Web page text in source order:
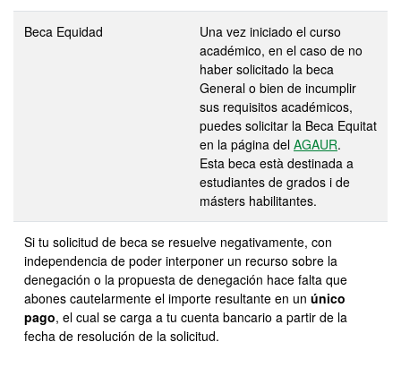
Beca Equidad
Una vez iniciado el curso
académico, en el caso de no
haber solicitado la beca
General o bien de incumplir
sus requisitos académicos,
puedes solicitar la Beca Equitat
en la página del AGAUR.
Esta beca està destinada a
estudiantes de grados i de
másters habilitantes.
Si tu solicitud de beca se resuelve negativamente, con
independencia de poder interponer un recurso sobre la
denegación o la propuesta de denegación hace falta que
abones cautelarmente el importe resultante en un único
pago, el cual se carga a tu cuenta bancario a partir de la
fecha de resolución de la solicitud.